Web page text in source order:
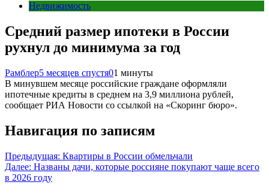
Недвижимость
Средний размер ипотеки в России
рухнул до минимума за год
Рамблер5 месяцев спустя01 минуты
В минувшем месяце российские граждане оформляли
ипотечные кредиты в среднем на 3,9 миллиона рублей,
сообщает РИА Новости со ссылкой на «Скоринг бюро».
Навигация по записям
Предыдущая: Квартиры в России обмельчали
Далее: Названы дачи, которые россияне покупают чаще всего
в 2026 году